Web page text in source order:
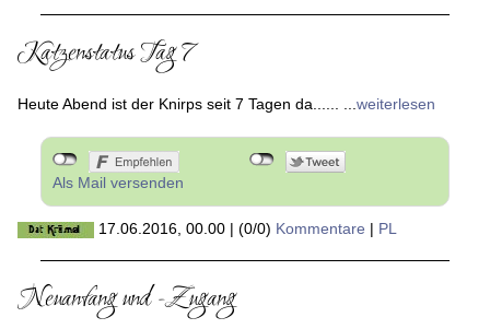
Katzenstatus Tag 7
Heute Abend ist der Knirps seit 7 Tagen da...... ...weiterlesen
Als Mail versenden
17.06.2016, 00.00 | (0/0) Kommentare | PL
Neuanfang und -Zugang